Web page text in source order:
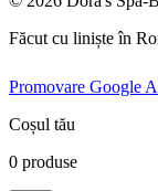
Făcut cu liniște în
Promovare Google
Coșul tău
0 produse